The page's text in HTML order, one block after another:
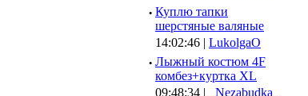
· Куплю тапки
шерстяные валяные
14:02:46 | LukolgaO
· Лыжный костюм 4F
комбез+куртка XL
09:48:34 |
_Nezabudka_